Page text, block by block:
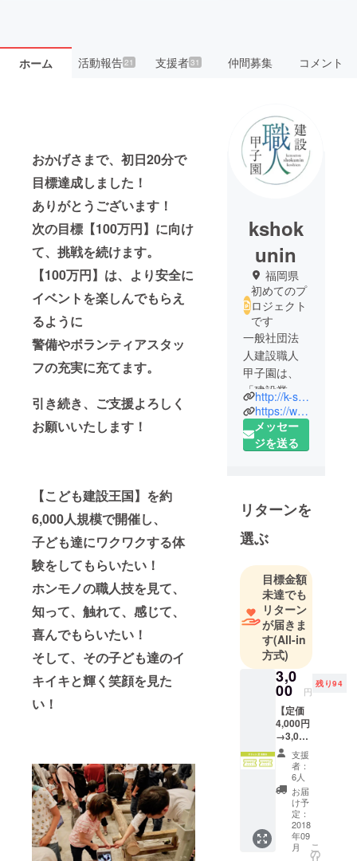
ホーム 活動報告21 支援者31 仲間募集 コメント
おかげさまで、初日20分で
目標達成しました！
ありがとうございます！
次の目標【100万円】に向け
て、挑戦を続けます。
【100万円】は、より安全に
イベントを楽しんでもらえ
るように
警備やボランティアスタッ
フの充実に充てます。
引き続き、ご支援よろしく
お願いいたします！
【こども建設王国】を約
6,000人規模で開催し、
子ども達にワクワクする体
験をしてもらいたい！
ホンモノの職人技を見て、
知って、触れて、感じて、
喜んでもらいたい！
そして、その子ども達のイ
キイキと輝く笑顔を見た
い ！
kshok
unin
福岡県
初めてのプ
ロジェクト
です
一般社団法
人建設職人
甲子園は、
「建設業か
ら日本を元
気に」をコ
ンセプト
位向上を目
指し、建設
業の魅力発
信をする団
体です。活
動の一環と
して、毎月
の例会開
催、年１度
の地区決勝
大会と全国
大会の開
催、小学校
への出張授
業等のボラ
ンティア活
動などを
行ってきま
した。
http://k-shokunin.org
https://www.facebook.com/kensetsusyokunin94/
メッセー
ジを送る
リターンを
選ぶ
目標金額
未達でも
リターン
が届きま
す(All-in
方式)
3,0
00 円
残り94
【定価
4,000円
→3,000
円】 建
設職人
甲子園
九州大
会 入場
チケッ
ト 2枚
セット
支援
者：
6人
お届
け予
定：
2018
年09
月
こ
の